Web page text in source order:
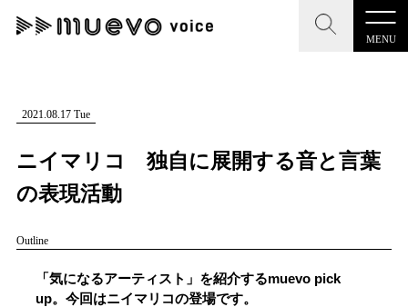
MENU
CLOSE
記事を検索する
人気ワード
#男性SSW #ポップス #女性SSW
CLOSE
"読者の声を形にする”音楽特化メディア
MENU
記事一覧
2021.08.17 Tue
ニイマリコ 独自に展開する音と言葉
の表現活動
Outline
「気になるアーティスト」を紹介するmuevo pick
up。今回はニイマリコの登場です。